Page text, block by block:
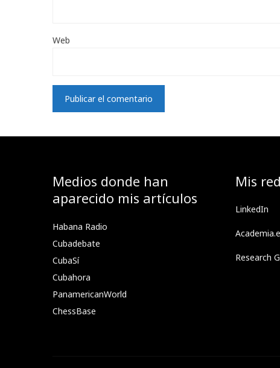
Web
Medios donde han
aparecido mis artículos
Habana Radio
Cubadebate
CubaSí
Cubahora
PanamericanWorld
ChessBase
Mis
LinkedIn
Research